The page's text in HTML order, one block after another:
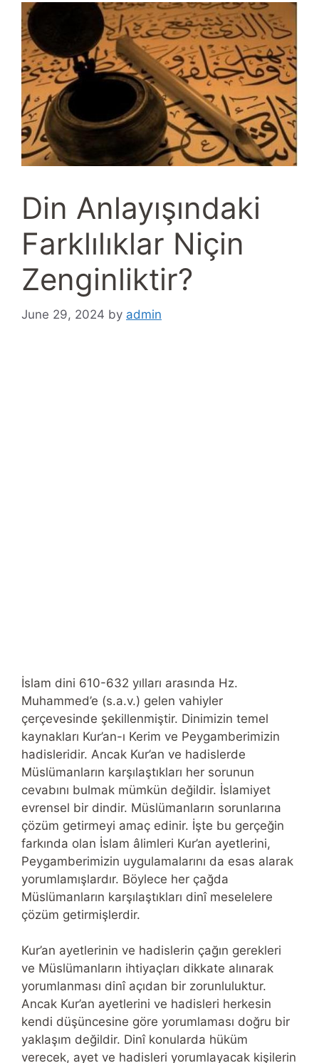
Din Anlayışındaki
Farklılıklar Niçin
Zenginliktir?
June 29, 2024 by admin
İslam dini 610-632 yılları arasında Hz.
Muhammed’e (s.a.v.) gelen vahiyler
çerçevesinde şekillenmiştir. Dinimizin temel
kaynakları Kur’an-ı Kerim ve Peygamberimizin
hadisleridir. Ancak Kur’an ve hadislerde
Müslümanların karşılaştıkları her sorunun
cevabını bulmak mümkün değildir. İslamiyet
evrensel bir dindir. Müslümanların sorunlarına
çözüm getirmeyi amaç edinir. İşte bu gerçeğin
farkında olan İslam âlimleri Kur’an ayetlerini,
Peygamberimizin uygulamalarını da esas alarak
yorumlamışlardır. Böylece her çağda
Müslümanların karşılaştıkları dinî meselelere
çözüm getirmişlerdir.
Kur’an ayetlerinin ve hadislerin çağın gerekleri
ve Müslümanların ihtiyaçları dikkate alınarak
yorumlanması dinî açıdan bir zorunluluktur.
Ancak Kur’an ayetlerini ve hadisleri herkesin
kendi düşüncesine göre yorumlaması doğru bir
yaklaşım değildir. Dinî konularda hüküm
verecek, ayet ve hadisleri yorumlayacak kişilerin